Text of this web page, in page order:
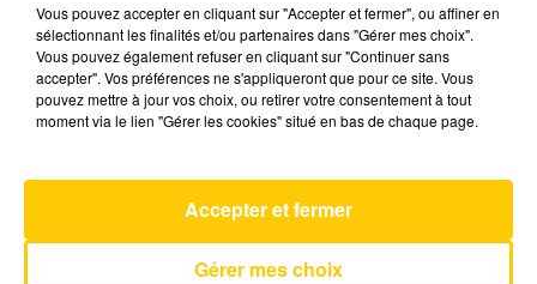
More Than This
ROXY MUSIC
Vous pouvez accepter en cliquant sur "Accepter et fermer", ou affiner en
sélectionnant les finalités et/ou partenaires dans "Gérer mes choix".
Vous pouvez également refuser en cliquant sur "Continuer sans
accepter". Vos préférences ne s'appliqueront que pour ce site. Vous
pouvez mettre à jour vos choix, ou retirer votre consentement à tout
moment via le lien "Gérer les cookies" situé en bas de chaque page.
Gérer mes choix
Accepter et fermer